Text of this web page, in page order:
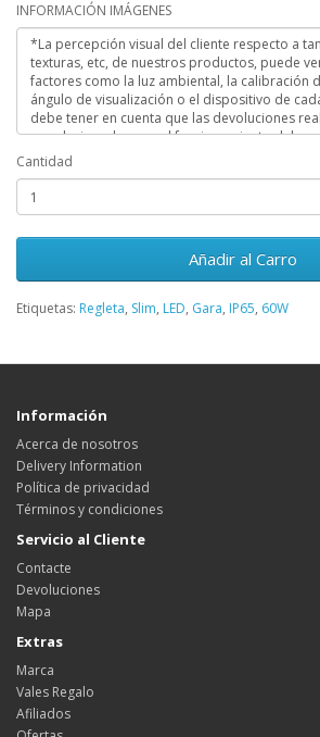
INFORMACIÓN IMÁGENES
Cantidad
Añadir al Carro
Etiquetas: Regleta, Slim, LED, Gara, IP65, 60W
Información
Acerca de nosotros
Delivery Information
Política de privacidad
Términos y condiciones
Servicio al Cliente
Contacte
Devoluciones
Mapa
Extras
Marca
Vales Regalo
Afiliados